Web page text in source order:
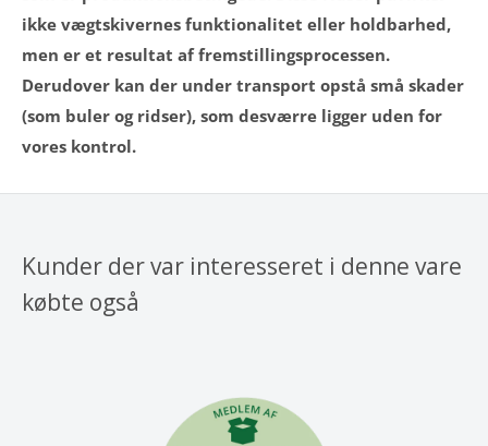
ikke vægtskivernes funktionalitet eller holdbarhed,
men er et resultat af fremstillingsprocessen.
Derudover kan der under transport opstå små skader
(som buler og ridser), som desværre ligger uden for
vores kontrol.
Kunder der var interesseret i denne vare
købte også